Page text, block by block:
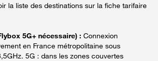
la liste des destinations sur la fiche tarifaire
5G+ nécessaire) : Connexion
en France métropolitaine sous
5G : dans les zones couvertes